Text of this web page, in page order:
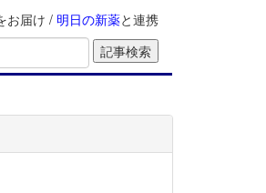
お届け / 明日の新薬と連携